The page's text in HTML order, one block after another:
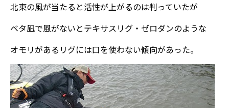
北東の風が当たると活性が上がるのは判っていたが
ベタ凪で風がないとテキサスリグ・ゼロダンのような
オモリがあるリグには口を使わない傾向があった。